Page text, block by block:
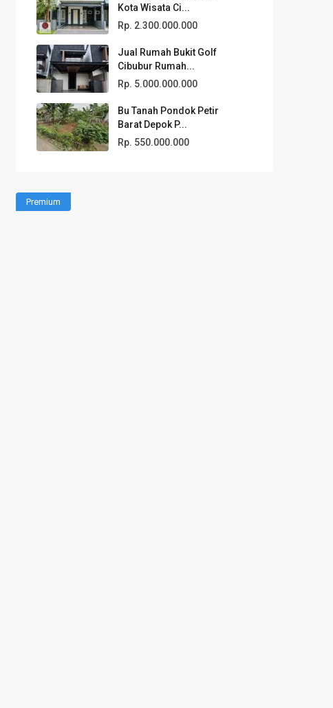
Kota Wisata Ci...
Rp. 2.300.000.000
Jual Rumah Bukit Golf
Cibubur Rumah...
Rp. 5.000.000.000
Bu Tanah Pondok Petir
Barat Depok P...
Rp. 550.000.000
Premium